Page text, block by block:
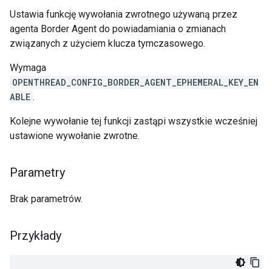
Ustawia funkcję wywołania zwrotnego używaną przez
agenta Border Agent do powiadamiania o zmianach
związanych z użyciem klucza tymczasowego.
Wymaga
OPENTHREAD_CONFIG_BORDER_AGENT_EPHEMERAL_KEY_EN
ABLE .
Kolejne wywołanie tej funkcji zastąpi wszystkie wcześniej
ustawione wywołanie zwrotne.
Parametry
Brak parametrów.
Przykłady